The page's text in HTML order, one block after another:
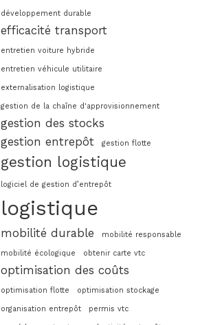
développement durable
efficacité transport
entretien voiture hybride
entretien véhicule utilitaire
externalisation logistique
gestion de la chaîne d'approvisionnement
gestion des stocks
gestion entrepôt
gestion flotte
gestion logistique
logiciel de gestion d’entrepôt
logistique
mobilité durable mobilité responsable
mobilité écologique obtenir carte vtc
optimisation des coûts
optimisation flotte optimisation stockage
organisation entrepôt permis vtc